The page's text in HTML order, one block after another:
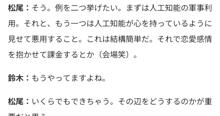
松尾： そう。例を二つ挙げたい。まずは人工知能の軍事利
用。それと、もう一つは人工知能が心を持っているように
見せて悪用すること。これは結構簡単だ。それで恋愛感情
を抱かせて課金するとか（会場笑）。
鈴木： もうやってますよね。
松尾： いくらでもできちゃう。その辺をどうするのかが重